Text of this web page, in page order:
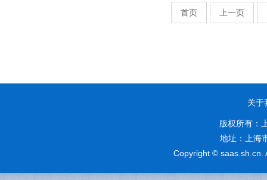
首页 上一页
关于
版权所有：
地址：上海
Copyright © saas.sh.cn.